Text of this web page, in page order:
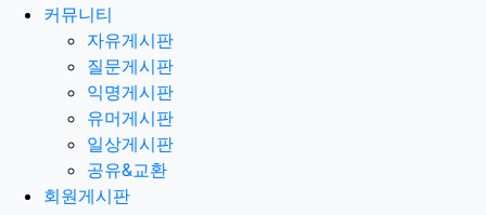
커뮤니티
자유게시판
질문게시판
익명게시판
유머게시판
일상게시판
공유&교환
회원게시판